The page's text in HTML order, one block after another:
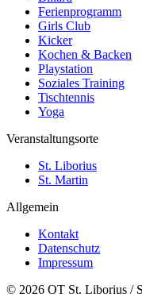
Ferienprogramm
Girls Club
Kicker
Kochen & Backen
Playstation
Soziales Training
Tischtennis
Yoga
Veranstaltungsorte
St. Liborius
St. Martin
Allgemein
Kontakt
Datenschutz
Impressum
© 2026 OT St. Liborius /